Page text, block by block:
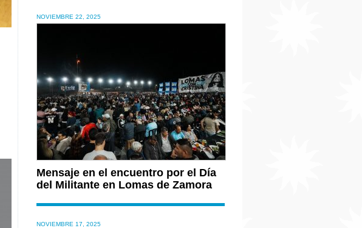
NOVIEMBRE 22, 2025
Mensaje en el encuentro por el Día
del Militante en Lomas de Zamora
NOVIEMBRE 17, 2025